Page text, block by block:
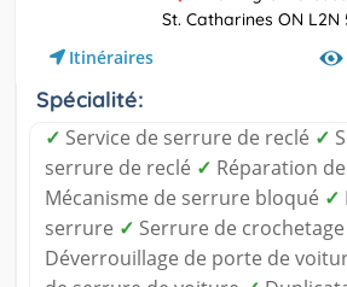
St. Catharines ON L2N
Itinéraires
Spécialité:
✓ Service de serrure de reclé ✓
serrure de reclé ✓ Réparation
Mécanisme de serrure bloqué ✓
serrure ✓ Serrure de crochetage
Déverrouillage de porte de